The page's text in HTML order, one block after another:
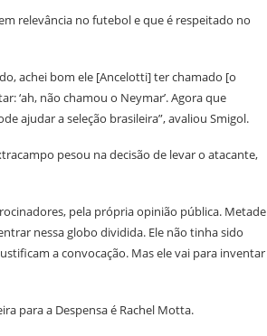
relevância no futebol e que é respeitado no
achei bom ele [Ancelotti] ter chamado [o
‘ah, não chamou o Neymar’. Agora que
ajudar a seleção brasileira”, avaliou Smigol.
pesou na decisão de levar o atacante,
pela própria opinião pública. Metade
nessa globo dividida. Ele não tinha sido
a convocação. Mas ele vai para inventar
para a Despensa é Rachel Motta.